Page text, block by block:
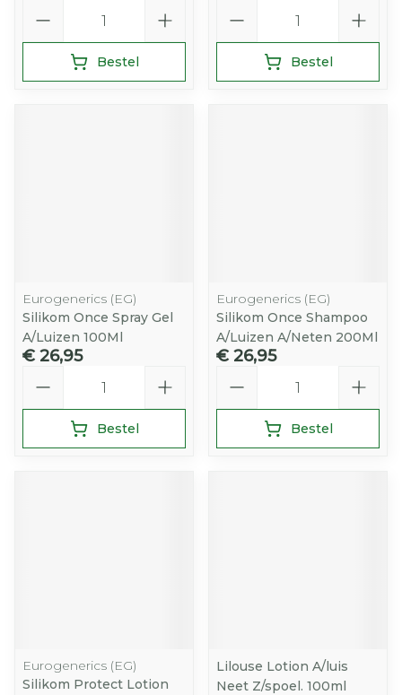
Bestel Bestel
Eurogenerics (EG)
Silikom Once Spray Gel
A/Luizen 100Ml
€ 26,95
Bestel
Eurogenerics (EG)
Silikom Once Shampoo
A/Luizen A/Neten 200Ml
€ 26,95
Bestel
Eurogenerics (EG)
Silikom Protect Lotion
Lilouse Lotion A/luis
Neet Z/spoel. 100ml